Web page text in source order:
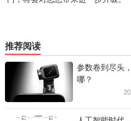
推荐阅读
参数卷到尽头
哪？